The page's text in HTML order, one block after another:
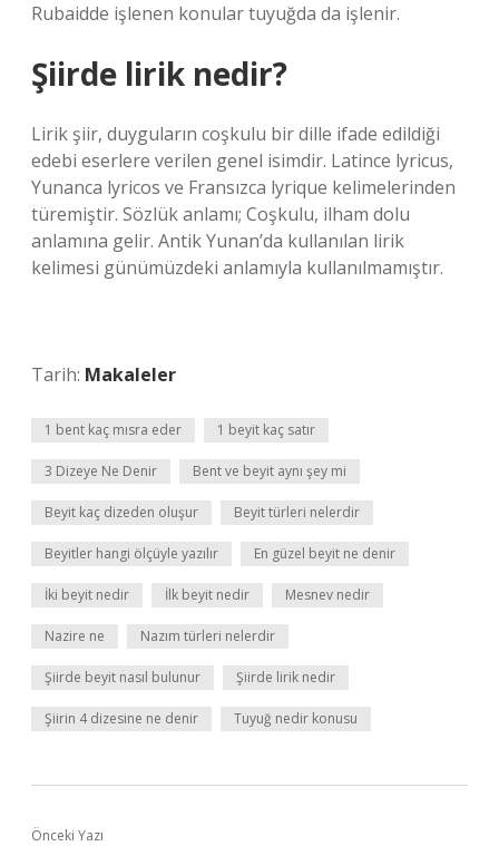
Rubaidde işlenen konular tuyuğda da işlenir.
Şiirde lirik nedir?
Lirik şiir, duyguların coşkulu bir dille ifade edildiği
edebi eserlere verilen genel isimdir. Latince lyricus,
Yunanca lyricos ve Fransızca lyrique kelimelerinden
türemiştir. Sözlük anlamı; Coşkulu, ilham dolu
anlamına gelir. Antik Yunan’da kullanılan lirik
kelimesi günümüzdeki anlamıyla kullanılmamıştır.
Tarih: Makaleler
1 bent kaç mısra eder 1 beyit kaç satır
3 Dizeye Ne Denir Bent ve beyit aynı şey mi
Beyit kaç dizeden oluşur Beyit türleri nelerdir
Beyitler hangi ölçüyle yazılır En güzel beyit ne denir
İki beyit nedir İlk beyit nedir Mesnev nedir
Nazire ne Nazım türleri nelerdir
Şiirde beyit nasıl bulunur Şiirde lirik nedir
Şiirin 4 dizesine ne denir Tuyuğ nedir konusu
Önceki Yazı